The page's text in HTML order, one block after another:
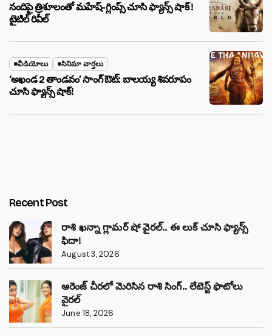
నందిపై త్రిశూలంతో మహేష్-గ్లింప్స్ చూసి ఫ్యాన్స్ షాక్ !
టైటిల్ రివీల్
వీడియోలు సినిమా వార్తలు
‘అఖండ 2 తాండవం’ సాంగ్ ఔట్: బాలయ్య శివరూపం
చూసి ఫ్యాన్స్ షాక్!
Recent Post
రాశి ఖన్నా గ్లామర్ షో వైరల్.. ఈ లుక్ చూసి ఫ్యాన్స్
ఫిదా!
August 3, 2026
ఆరెంజ్ చీరలో మెరిసిన రాశి సింగ్.. లేటెస్ట్ ఫొటోలు
వైరల్
June 18, 2026